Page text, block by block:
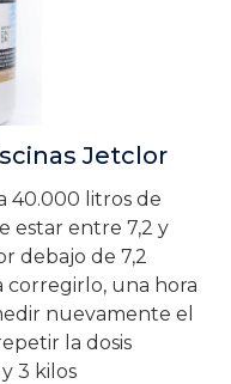
Jetclor
40.000 litros de
estar entre 7,2 y
debajo de 7,2
corregirlo, una hora
nuevamente el
la dosis
3 kilos